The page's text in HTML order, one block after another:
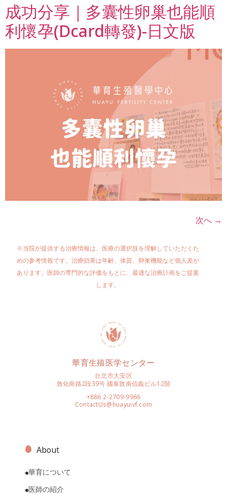
成功分享｜多囊性卵巢也能順
利懷孕(Dcard轉發)-日文版
次へ →
※当院が提供する治療情報は、医療の選択肢を理解していただくた
めの参考情報です。治療効果は年齢、体質、卵巣機能など個人差が
あります。医師の専門的な評価をもとに、最適な治療計画をご提案
します。
華育生殖医学センター
台北市大安区
敦化南路2段39号 國泰敦南信義ビル12階
+886 2-2709-9966
ContactUs@huayuivf.com
About
華育について
医師の紹介